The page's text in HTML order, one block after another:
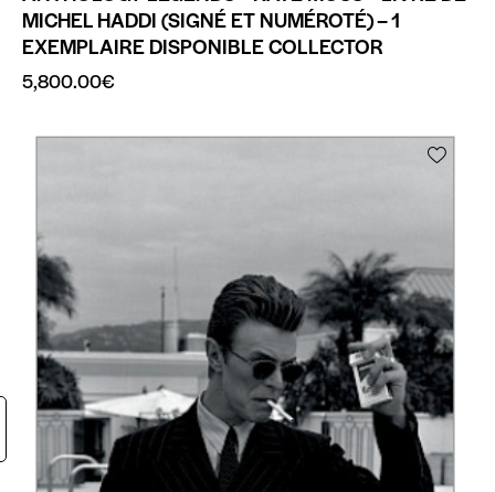
MICHEL HADDI (SIGNÉ ET NUMÉROTÉ) – 1
EXEMPLAIRE DISPONIBLE COLLECTOR
5,800.00€